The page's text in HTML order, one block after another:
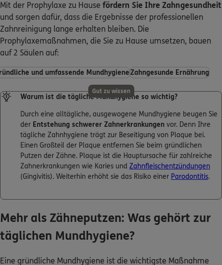
Mit der Prophylaxe zu Hause fördern Sie Ihre Zahngesundheit
und sorgen dafür, dass die Ergebnisse der professionellen
Zahnreinigung lange erhalten bleiben. Die
Prophylaxemaßnahmen, die Sie zu Hause umsetzen, bauen
auf 2 Säulen auf:
und umfassende MundhygieneZahngesunde Ernährung
Gut zu wissen
Warum ist die tägliche Mundhygiene so wichtig?
Durch eine alltägliche, ausgewogene Mundhygiene beugen Sie
der Entstehung schwerer Zahnerkrankungen vor. Denn Ihre
tägliche Zahnhygiene trägt zur Beseitigung von Plaque bei.
Einen Großteil der Plaque entfernen Sie beim gründlichen
Putzen der Zähne. Plaque ist die Hauptursache für zahlreiche
Zahnerkrankungen wie Karies und Zahnfleischentzündungen
(Gingivitis). Weiterhin erhöht sie das Risiko einer Parodontitis.
Mehr als Zähneputzen: Was gehört zur
täglichen Mundhygiene?
Eine gründliche Mundhygiene ist die wichtigste Maßnahme